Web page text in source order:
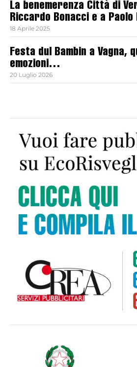
La benemerenza Città di
Riccardo Bonacci e a Paolo
18 Aprile 2025
Festa dul Bambin a Vagna,
emozioni…
20 Luglio 2026